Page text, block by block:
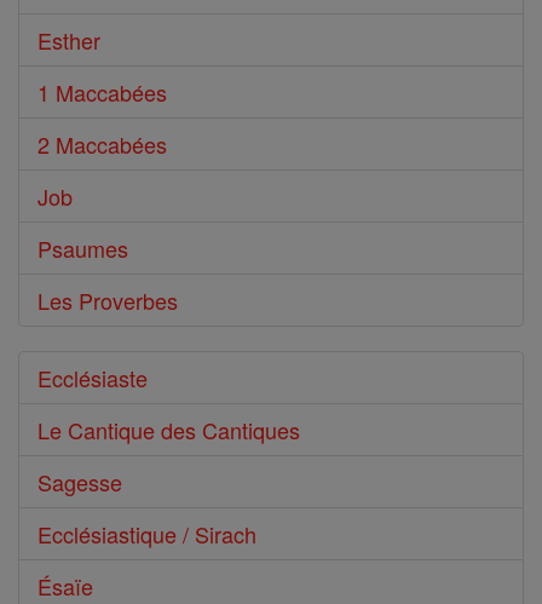
Esther
1 Maccabées
2 Maccabées
Job
Psaumes
Les Proverbes
Ecclésiaste
Le Cantique des Cantiques
Sagesse
Ecclésiastique / Sirach
Ésaïe